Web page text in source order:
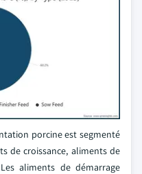
porcine est segmenté
de croissance, aliments de
aliments de démarrage